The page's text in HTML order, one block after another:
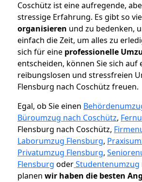
Coschütz ist eine aufregende,
stressige Erfahrung. Es gibt so
organisieren und zu bedenken,
einfach die Zeit, um alles zu
sich für eine professionelle
entscheiden, können Sie sich auf
reibungslosen und stressfreien
Flensburg nach Coschütz freuen.
Egal, ob Sie einen
Büroumzug nach Coschütz,
Flensburg nach Coschütz,
Laborumzug Flensburg,
Privatumzug Flensburg,
Flensburg oderStudentenumzug
planen wir haben die besten